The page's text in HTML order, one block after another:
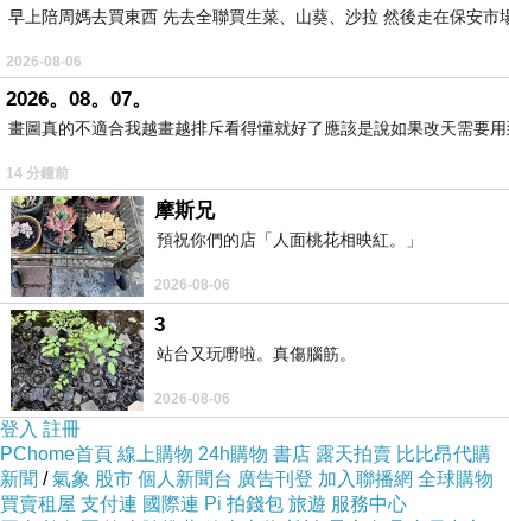
『商旅行腳隨筆３２６－玉蜀黍的
初到奈及利亞到處拜訪客戶，這日來到卡諾
哥斯的車程途中，路過一片片的樹薯園和玉米
來來往往忙碌極了。斯情斯景不禁讓我想起，早
那年的春分時節，學校連續放五天春假。我
工資如此低廉，只要有人招工，它就會形成競
兩年之經驗，因此被挑選入圍。而我的幸運全
當時家鄉的玉米種植，大都是採用點穴播種
早上陪周媽去買東西 先去全聯買生菜、山葵、沙拉 然後走在保安
2026-08-06
2026。08。07。
畫圖真的不適合我越畫越排斥看得懂就好了應該是說如果改天需
14 分鐘前
摩斯兄
預祝你們的店「人面桃花相映紅。」
2026-08-06
3
站台又玩嘢啦。真傷腦筋。
2026-08-06
登入 註冊
PChome首頁 線上購物 24h購物 書店 露天拍賣 比比昂代購
新聞 /氣象 股市 個人新聞台 廣告刊登 加入聯播網 全球購物
買賣租屋 支付連 國際連 Pi 拍錢包 旅遊 服務中心